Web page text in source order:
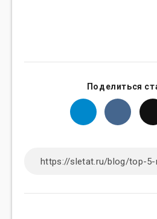
Поделиться